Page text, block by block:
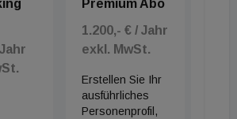
Premium Abo
1.200,- € / Jahr
exkl. MwSt.
Erstellen Sie Ihr
ausführliches
Personenprofil,